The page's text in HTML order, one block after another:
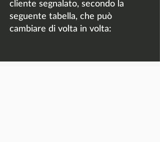
cliente segnalato, secondo la
seguente tabella, che può
cambiare di volta in volta: